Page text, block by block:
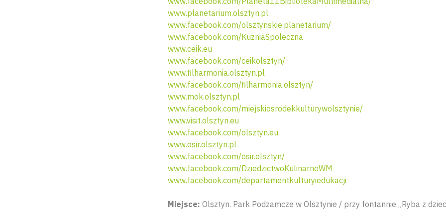
www.planetarium.olsztyn.pl
www.facebook.com/olsztynskie.planetarium/
www.facebook.com/KuzniaSpoleczna
www.ceik.eu
www.facebook.com/ceikolsztyn/
www.filharmonia.olsztyn.pl
www.facebook.com/filharmonia.olsztyn/
www.mok.olsztyn.pl
www.facebook.com/miejskiosrodekkulturywolsztynie/
www.visit.olsztyn.eu
www.facebook.com/olsztyn.eu
www.osir.olsztyn.pl
www.facebook.com/osir.olsztyn/
www.facebook.com/DziedzictwoKulinarneWM
www.facebook.com/departamentkulturyiedukacji
Miejsce: Olsztyn. Park Podzamcze w Olsztynie / przy fontannie „Ryba z